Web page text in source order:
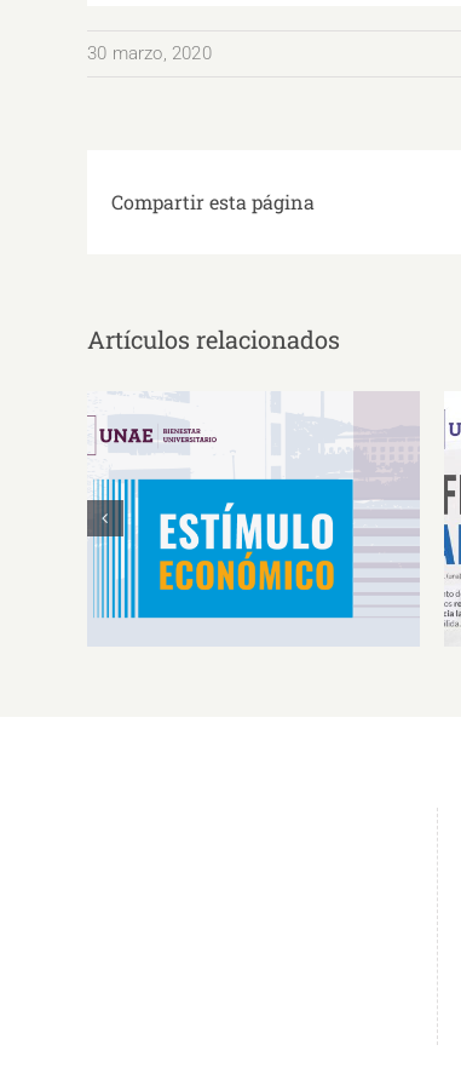
30 marzo, 2020
Compartir esta página
Artículos relacionados
Estímulos Económicos para
Deportistas de Alto
Rendimiento IS2026